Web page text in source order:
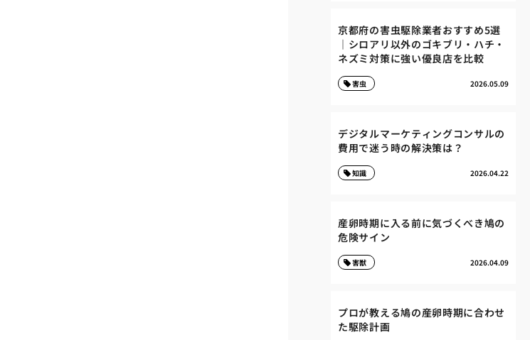
京都府の害虫駆除業者おすすめ5選
｜シロアリ以外のゴキブリ・ハチ・
ネズミ対策に強い優良店を比較
2026.05.09
害虫
デジタルマーケティングコンサルの
費用で迷う時の解決策は？
2026.04.22
知識
産卵時期に入る前に気づくべき鳩の
危険サイン
2026.04.09
害獣
プロが教える鳩の産卵時期に合わせ
た駆除計画